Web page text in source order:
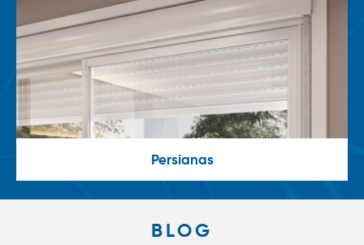
Persianas
BLOG